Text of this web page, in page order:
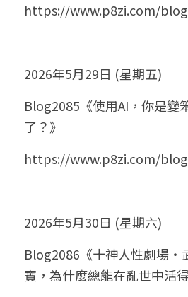
https://www.p8zi.com/
2026年5月29日 (星期五)
Blog2085《使用AI，你是變
了？》
https://www.p8zi.com/
2026年5月30日 (星期六)
Blog2086《十神人性劇場
寶，為什麼總能在亂世中活